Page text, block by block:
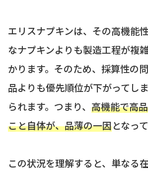
エリスナプキンは、その高機能
なナプキンよりも製造工程が複
かります。そのため、採算性の
品よりも優先順位が下がってし
られます。つまり、 高機能で高
こと自体が、品薄の一因となっ
この状況を理解すると、単なる